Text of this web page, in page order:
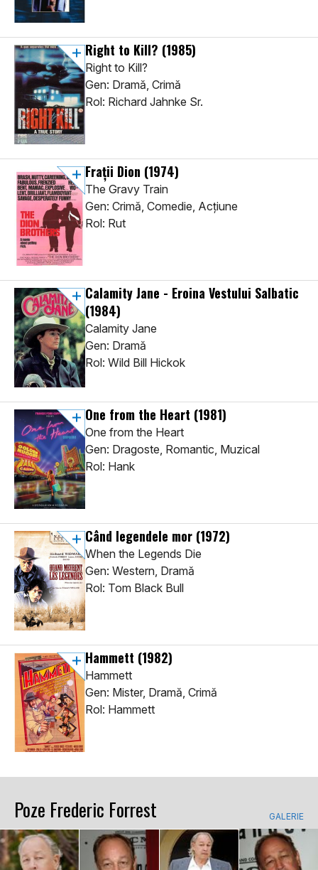
Right to Kill? (1985)
Right to Kill?
Gen: Dramă, Crimă
Rol: Richard Jahnke Sr.
Frații Dion (1974)
The Gravy Train
Gen: Crimă, Comedie, Acţiune
Rol: Rut
Calamity Jane - Eroina Vestului Salbatic
(1984)
Calamity Jane
Gen: Dramă
Rol: Wild Bill Hickok
One from the Heart (1981)
One from the Heart
Gen: Dragoste, Romantic, Muzical
Rol: Hank
Când legendele mor (1972)
When the Legends Die
Gen: Western, Dramă
Rol: Tom Black Bull
Hammett (1982)
Hammett
Gen: Mister, Dramă, Crimă
Rol: Hammett
Poze Frederic Forrest GALERIE